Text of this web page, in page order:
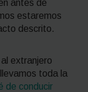
antes de
estaremos
descrito.
extranjero
toda la
de conducir